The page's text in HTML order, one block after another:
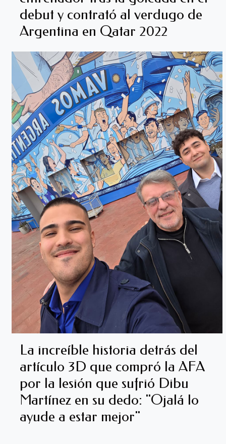
debut y contrató al verdugo de
Argentina en Qatar 2022
La increíble historia detrás del
artículo 3D que compró la AFA
por la lesión que sufrió Dibu
Martínez en su dedo: "Ojalá lo
ayude a estar mejor"